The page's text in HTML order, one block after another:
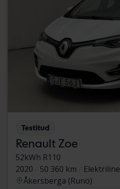
Testitud
Renault Zoe
52kWh R110
2020
50 360 km
Elektriline
Åkersberga (Runö)